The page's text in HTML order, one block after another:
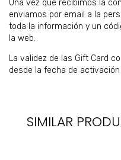
Una vez que recibimos la
enviamos por email a la
toda la información y un
la web.
La validez de las Gift Card
desde la fecha de
SIMILAR